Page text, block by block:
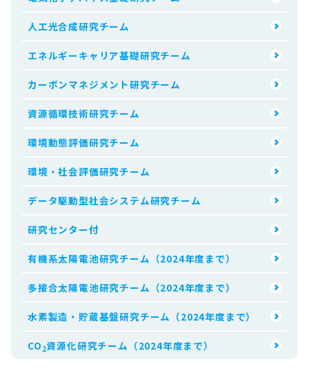
人工光合成研究チーム
エネルギーキャリア基礎研究チーム
カーボンマネジメント研究チーム
資源循環技術研究チーム
環境動態評価研究チーム
環境・社会評価研究チーム
データ駆動型社会システム研究チーム
研究センター付
有機系太陽電池研究チーム（2024年度まで）
多接合太陽電池研究チーム（2024年度まで）
水素製造・貯蔵基盤研究チーム（2024年度まで）
CO 2資源化研究チーム（2024年度まで）